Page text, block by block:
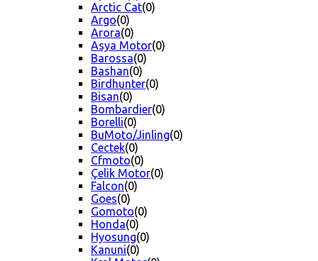
Arctic Cat(0)
Argo(0)
Arora(0)
Asya Motor(0)
Barossa(0)
Bashan(0)
Birdhunter(0)
Bisan(0)
Bombardier(0)
Borelli(0)
BuMoto/Jinling(0)
Cectek(0)
Cfmoto(0)
Çelik Motor(0)
Falcon(0)
Goes(0)
Gomoto(0)
Honda(0)
Hyosung(0)
Kanuni(0)